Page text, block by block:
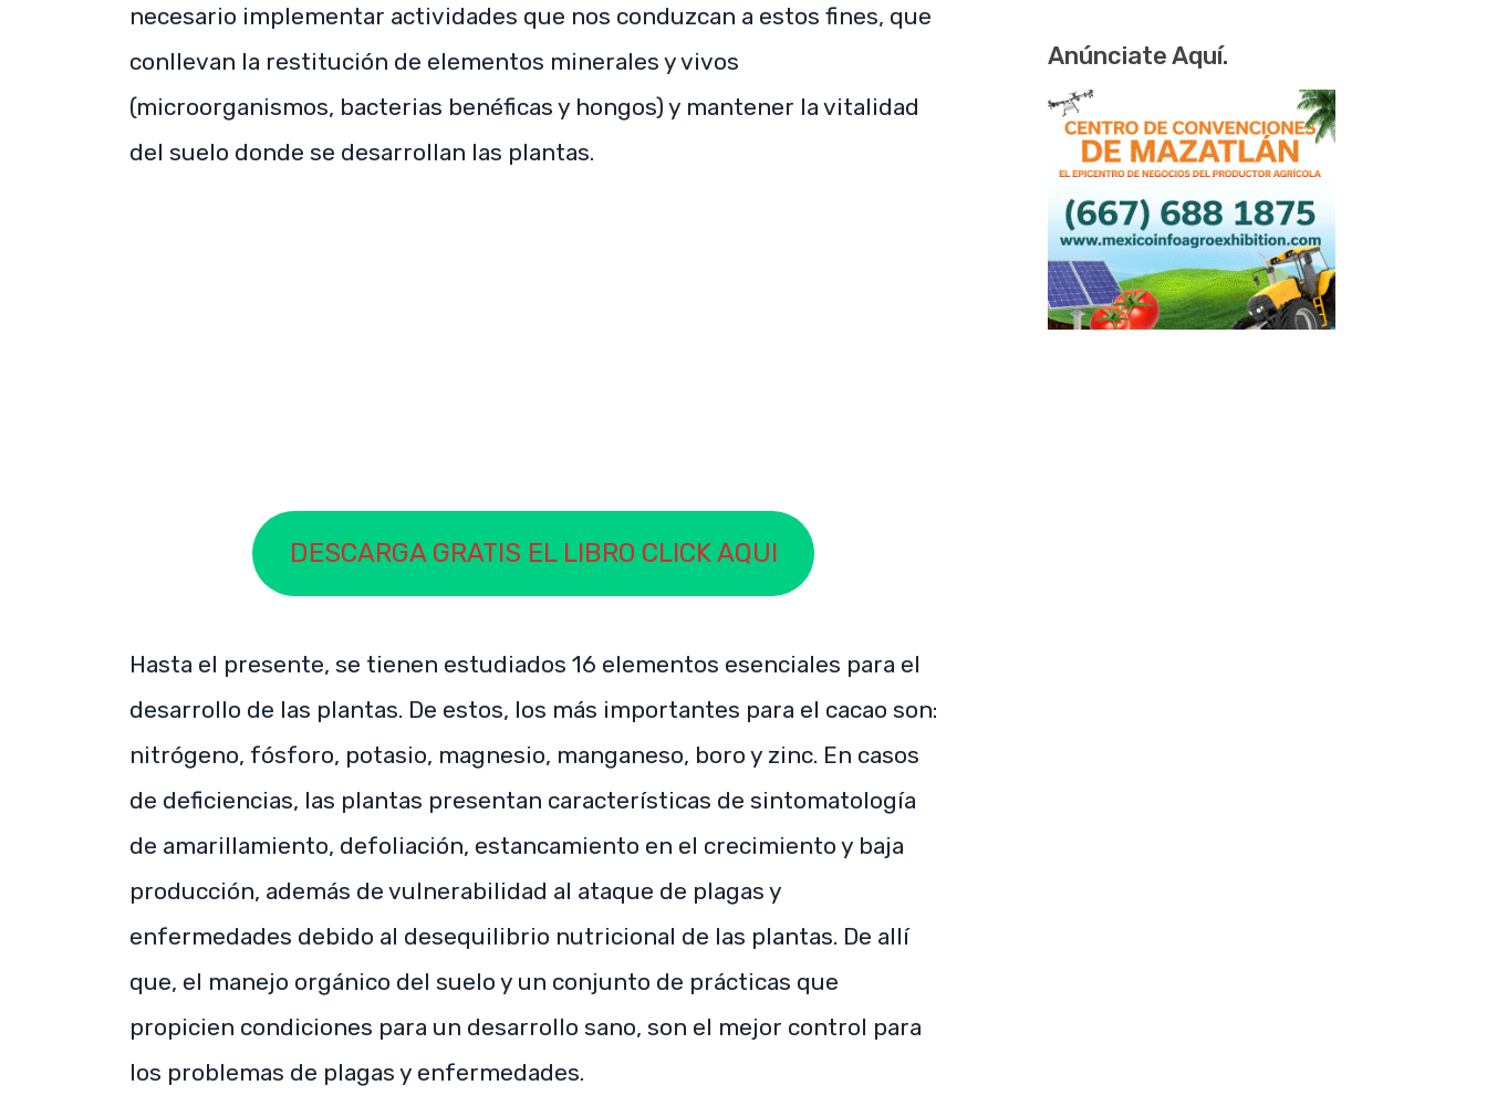
necesario implementar actividades que nos conduzcan a estos fines, que
conllevan la restitución de elementos minerales y vivos
(microorganismos, bacterias benéficas y hongos) y mantener la vitalidad
del suelo donde se desarrollan las plantas.
DESCARGA GRATIS EL LIBRO CLICK AQUI
Hasta el presente, se tienen estudiados 16 elementos esenciales para el
desarrollo de las plantas. De estos, los más importantes para el cacao son:
nitrógeno, fósforo, potasio, magnesio, manganeso, boro y zinc. En casos
de deficiencias, las plantas presentan características de sintomatología
de amarillamiento, defoliación, estancamiento en el crecimiento y baja
producción, además de vulnerabilidad al ataque de plagas y
enfermedades debido al desequilibrio nutricional de las plantas. De allí
que, el manejo orgánico del suelo y un conjunto de prácticas que
propicien condiciones para un desarrollo sano, son el mejor control para
los problemas de plagas y enfermedades.
Anúnciate Aquí.